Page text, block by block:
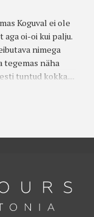
Koguval ei ole
oi-oi kui palju.
nimega
tegemas näha
tuntud kokka....